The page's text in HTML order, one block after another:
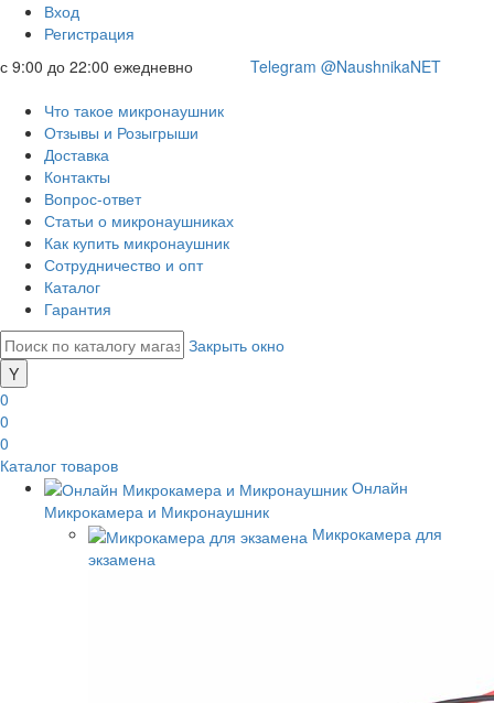
Вход
Регистрация
с 9:00 до 22:00 ежедневно
Telegram @NaushnikaNET
Что такое микронаушник
Отзывы и Розыгрыши
Доставка
Контакты
Вопрос-ответ
Статьи о микронаушниках
Как купить микронаушник
Сотрудничество и опт
Каталог
Гарантия
Закрыть окно
0
0
0
Каталог товаров
Онлайн
Микрокамера и Микронаушник
Микрокамера для
экзамена